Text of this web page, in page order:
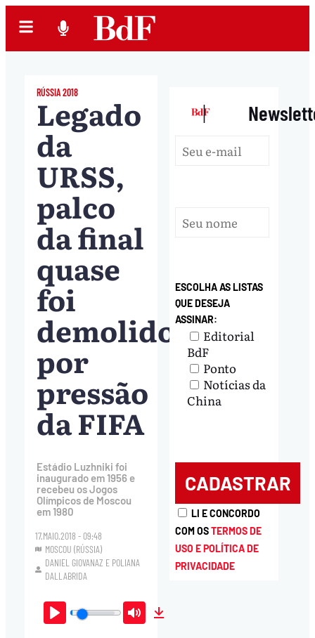
RÚSSIA 2018
Legado
da
URSS,
palco
da final
quase
foi
demolido
por
pressão
da FIFA
Estádio Luzhniki foi
inaugurado em 1956 e
recebeu os Jogos
Olímpicos de Moscou
em 1980
17.MAIO.2018 - 09:48
MOSCOU (RÚSSIA)
DANIEL GIOVANAZ E POLIANA
DALLABRIDA
Play Mute
|
ESCOLHA AS LISTAS
QUE DESEJA
ASSINAR:
Editorial
BdF
Ponto
Notícias da
China
LI E CONCORDO
COM OSTERMOS DE
USO E POLÍTICA DE
PRIVACIDADE